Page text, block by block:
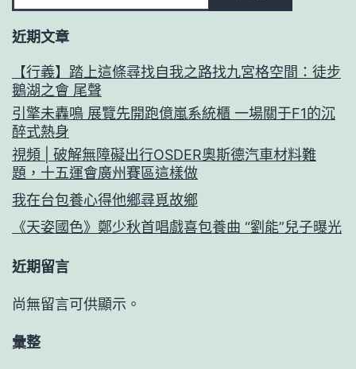
近期文章
【行義】踏上這條尋找自我之路找九宮格空間：徒步
鵝湖之會 尾聲
引擎未轟鳴 展覽先開跑億嵐系統櫃 一場關于F1的沉
醉式熱身
視頻 | 破解無障礙出行OSDER奧斯德汽車材料難
題，十五運會廣州賽區這樣做
我在台包養心得他鄉尋覓故鄉
《天姿國色》鄭少秋首唱戲喜包養曲 “劉能”兒子曝光
近期留言
尚無留言可供顯示。
彙整